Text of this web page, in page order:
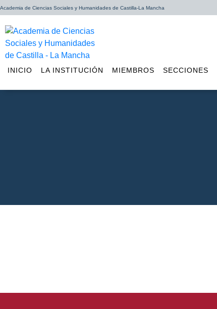
Academia de Ciencias Sociales y Humanidades de Castilla-La Mancha
INICIO LA INSTITUCIÓN MIEMBROS SECCIONES